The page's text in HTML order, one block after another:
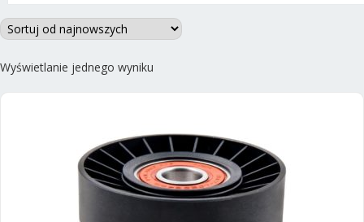
Promocje
Wyświetlanie jednego wyniku